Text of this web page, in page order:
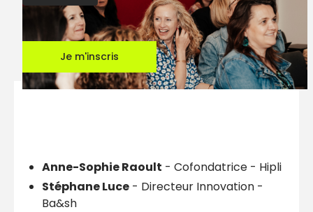
Je m'inscris
Anne-Sophie Raoult - Cofondatrice - Hipli
Stéphane Luce - Directeur Innovation -
Ba&sh